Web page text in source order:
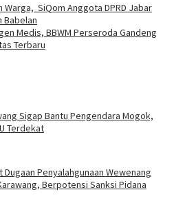
Warga, SiQom Anggota DPRD Jabar
Babelan
Medis, BBWM Perseroda Gandeng
Terbaru
Sigap Bantu Pengendara Mogok,
Terdekat
Dugaan Penyalahgunaan Wewenang
Berpotensi Sanksi Pidana